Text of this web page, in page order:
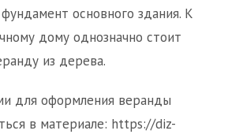
основного здания. К
дому однозначно стоит
из дерева.
для оформления веранды
в материале: https://diz-